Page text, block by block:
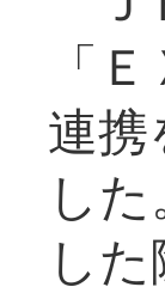
「
連
し
し